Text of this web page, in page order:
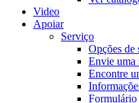
Video
Apoiar
Serviço
Opções de
Envie uma
Encontre
Formulário